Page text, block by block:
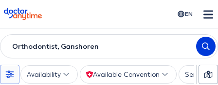
doctoranytime EN
Orthodontist, Ganshoren
Availability Available Convention Services